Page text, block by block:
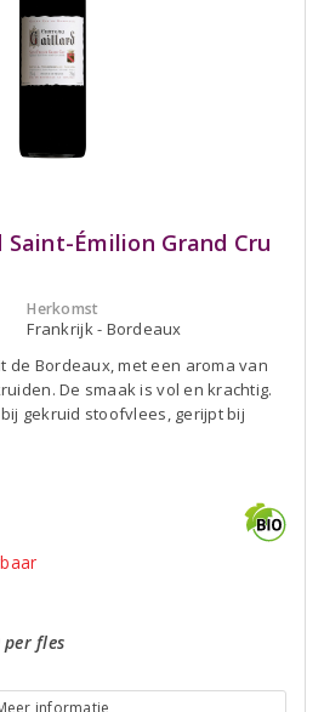
Émilion Grand Cru
Herkomst
Frankrijk - Bordeaux
de Bordeaux, met een aroma van
De smaak is vol en krachtig.
gekruid stoofvlees, gerijpt bij
per fles
informatie